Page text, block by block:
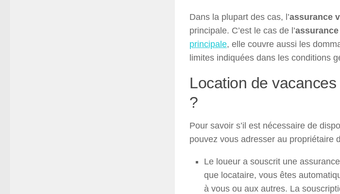
Dans la plupart des cas, l’assurance
principale. C’est le cas de l’
principale, elle couvre aussi les
limites indiquées dans les conditions
Location de
?
Pour savoir s’il est nécessaire de
pouvez vous adresser au propriétaire
Le loueur a souscrit une
que locataire, vous êtes
à vous ou aux autres. La